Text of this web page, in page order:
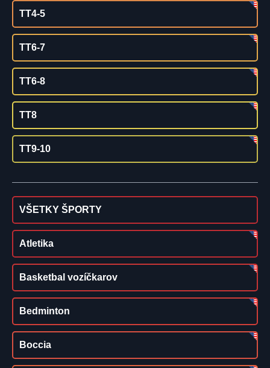
TT4-5
TT6-7
TT6-8
TT8
TT9-10
VŠETKY ŠPORTY
Atletika
Basketbal vozíčkarov
Bedminton
Boccia